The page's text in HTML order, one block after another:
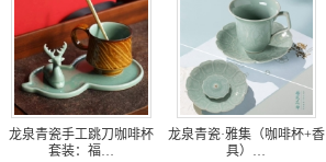
龙泉青瓷手工跳刀咖啡杯
套装：福…
龙泉青瓷·雅集（咖啡杯+香
具）…